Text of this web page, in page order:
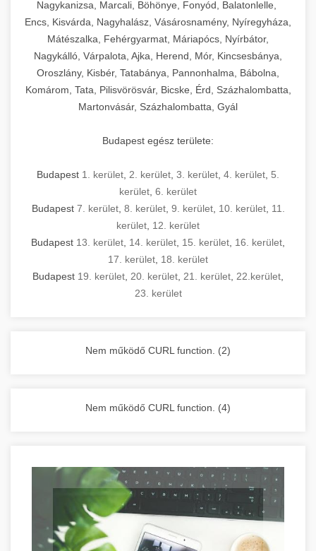
Ipari sütők és gőzpárolók katalógusa -
chef-iparikonyhagepek.hu
berendezések
használatot, miközben megfelel az összes
higiéniai előírásnak.
Ipari hűtőberendezések széles
választéka - chef-iparikonyhagepek.hu
kereskedelmi hűtőegység és hűtőkamra rendszerek
hőmérsékletet és vízminőséget figyelő
rendszerekkel, valamint energiatakarékos
technológiával rendelkeznek. A rozsdamentes
acél konstrukció és a könnyen hozzáférhető
karbantartási pontok biztosítják a hosszú
élettartamot és az egyszerű üzemeltetést.
Ipari mosogatógépek teljes kínálata -
kereskedelmi mosogatógép és tisztítóberendezések
tisztíthatók, szétszerelhetők és karbantarthatók,
megfelelnek az összes élelmiszer-biztonsági
előírásnak. Különböző teljesítményű modellek
állnak rendelkezésre asztali és állványos
kivitelben, az egyedi igények és a
feldolgozandó mennyiségek függvényében.
Biztonságos kezelést biztosító védőburkolatok
számára.
Sajtreszelő gépek szakmai választéka -
chef-iparikonyhagepek.hu
kereskedelmi sajtreszelő és aprítógépek
berendezést magában foglal, amely szükséges
egy modern, hatékonyan működő
kereskedelmi konyha komplett felszereléséhez
és működtetéséhez. Az alapvető
főzőberendezésektől (tűzhelyek, sütők,
grillsütők, frittőzök) kezdve a speciális
feldolgozógépeken (szeletelők, aprítók,
kiegészítő eszközökig mindent egy helyen
megtalál. Szakértő tanácsadóink segítenek a
megfelelő berendezések kiválasztásában, a
konyha optimális elrendezésének
megtervezésében, valamint a telepítés és az
üzembe helyezés koordinálásában. Hosszú távú
garancia, gyors szerviz és folyamatos műszaki
támogatás biztosítja az Ön nyugalmát és
Nagykonyhai berendezések komplett
Nagykanizsa, Marcali, Böhönye, Fonyód, Balatonlelle,
Encs, Kisvárda, Nagyhalász, Vásárosnamény, Nyíregyháza,
Mátészalka, Fehérgyarmat, Máriapócs, Nyírbátor,
Nagykálló, Várpalota, Ajka, Herend, Mór, Kincsesbánya,
Oroszlány, Kisbér, Tatabánya, Pannonhalma, Bábolna,
Komárom, Tata, Pilisvörösvár, Bicske, Érd, Százhalombatta,
Martonvásár, Százhalombatta, Gyál
Budapest egész területe:
Budapest 1. kerület 2. kerület 3. kerület 4. kerület 5.
kerület 6. kerület
Budapest 7. kerület, 8. kerület, 9. kerület, 10. kerület, 11.
kerület 12. kerület
Budapest 13. kerület 14. kerület 15. kerület 16. kerület
17. kerület 18. kerület
Budapest 19. kerület 20. kerület 21. kerület 22.kerület
23. kerület
Nem működő CURL function. (2)
Nem működő CURL function. (4)